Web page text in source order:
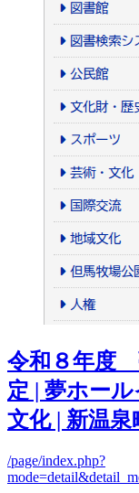
令和８年度
定 | 夢ホー
文化 | 新温泉
/page/index.php?